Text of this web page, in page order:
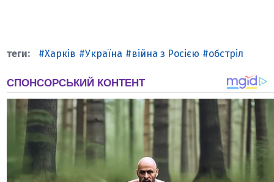
Харків Україна війна з Росією обстріл